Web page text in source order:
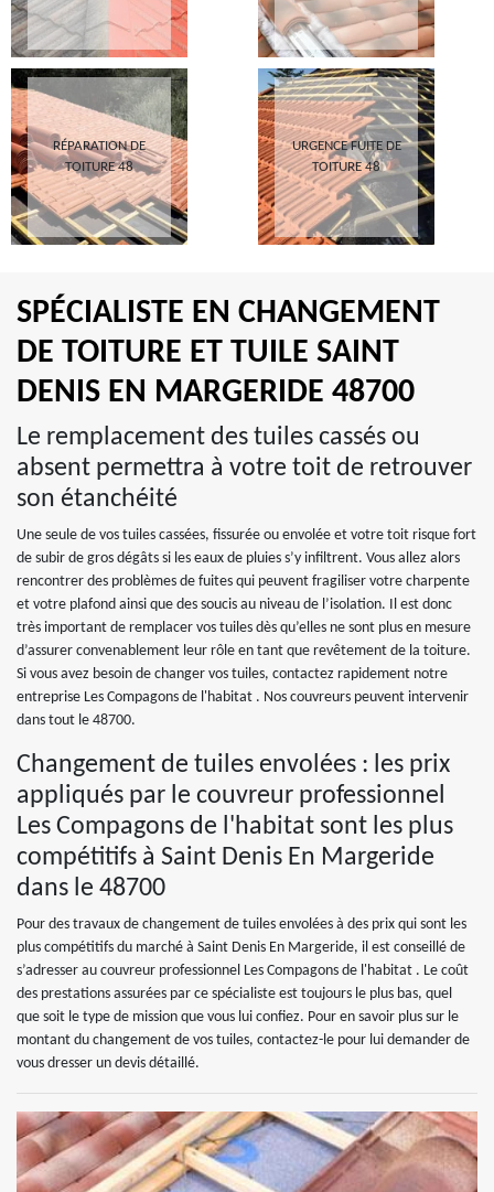
RÉPARATION DE
TOITURE 48
URGENCE FUITE DE
TOITURE 48
SPÉCIALISTE EN CHANGEMENT
DE TOITURE ET TUILE SAINT
DENIS EN MARGERIDE 48700
Le remplacement des tuiles cassés ou
absent permettra à votre toit de retrouver
son étanchéité
Une seule de vos tuiles cassées, fissurée ou envolée et votre toit risque fort
de subir de gros dégâts si les eaux de pluies s’y infiltrent. Vous allez alors
rencontrer des problèmes de fuites qui peuvent fragiliser votre charpente
et votre plafond ainsi que des soucis au niveau de l’isolation. Il est donc
très important de remplacer vos tuiles dès qu’elles ne sont plus en mesure
d’assurer convenablement leur rôle en tant que revêtement de la toiture.
Si vous avez besoin de changer vos tuiles, contactez rapidement notre
entreprise Les Compagons de l'habitat . Nos couvreurs peuvent intervenir
dans tout le 48700.
Changement de tuiles envolées : les prix
appliqués par le couvreur professionnel
Les Compagons de l'habitat sont les plus
compétitifs à Saint Denis En Margeride
dans le 48700
Pour des travaux de changement de tuiles envolées à des prix qui sont les
plus compétitifs du marché à Saint Denis En Margeride, il est conseillé de
s’adresser au couvreur professionnel Les Compagons de l'habitat . Le coût
des prestations assurées par ce spécialiste est toujours le plus bas, quel
que soit le type de mission que vous lui confiez. Pour en savoir plus sur le
montant du changement de vos tuiles, contactez-le pour lui demander de
vous dresser un devis détaillé.